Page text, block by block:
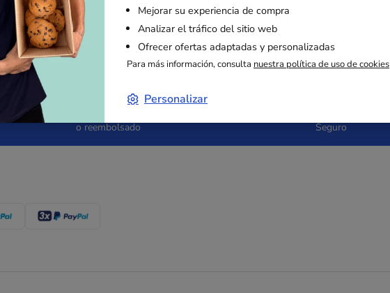
o reembolsado
Seguro
Mejorar su experiencia de compra
Analizar el tráfico del sitio web
Ofrecer ofertas adaptadas y personalizadas
Para más información, consulta nuestra política de uso de cookies
Personalizar